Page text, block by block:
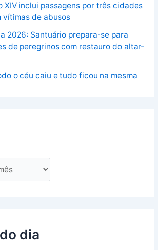
XIV inclui passagens por três cidades
vítimas de abusos
2026: Santuário prepara-se para
de peregrinos com restauro do altar-
o céu caiu e tudo ficou na mesma
dia